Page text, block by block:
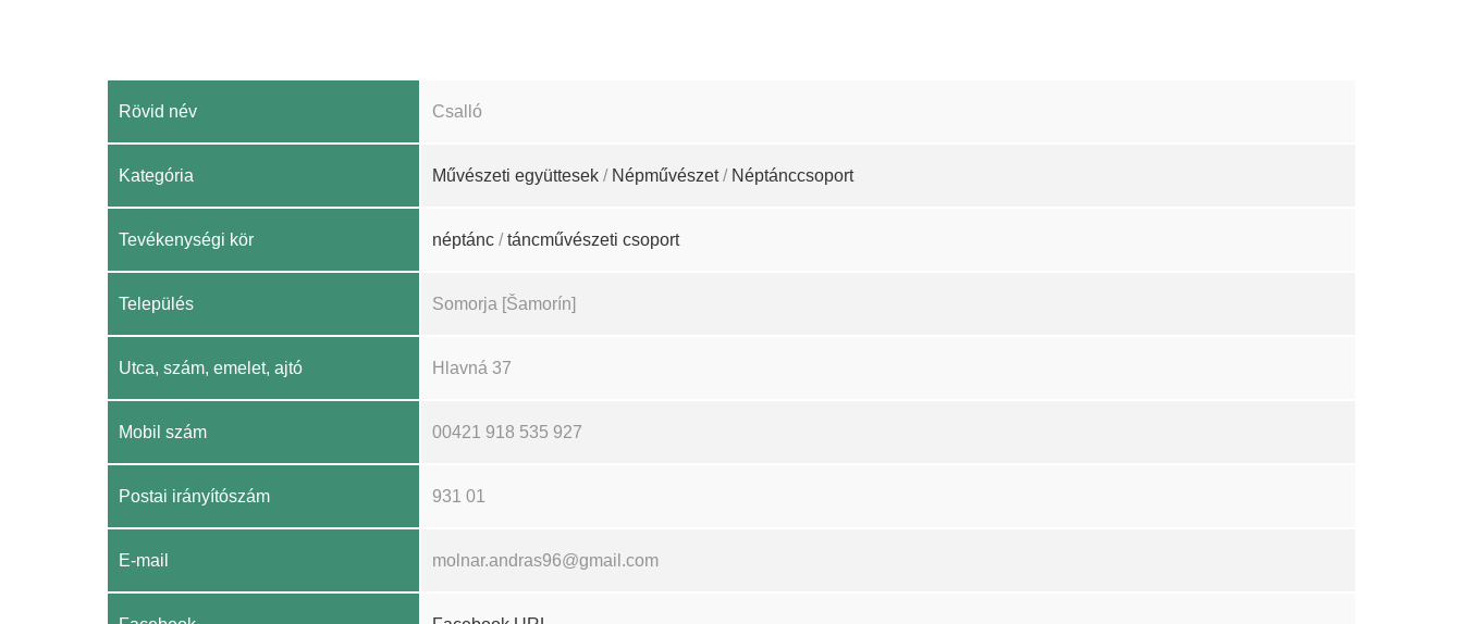
Rövid név Csalló
Kategória Művészeti együttesek / Népművészet/ Néptánccsoport
Tevékenységi kör néptánc /táncművészeti csoport
Település Somorja [Šamorín]
Utca, szám, emelet, ajtó Hlavná 37
Mobil szám 00421 918 535 927
Postai irányítószám 931 01
E-mail molnar.andras96@gmail.com